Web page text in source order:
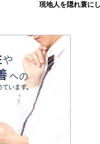
現地人を隠れ蓑に